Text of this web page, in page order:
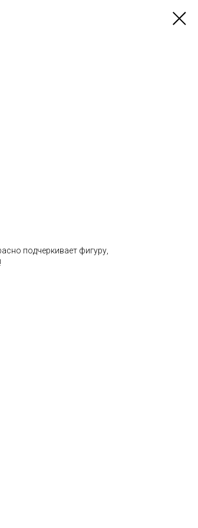
подчеркивает фигуру,